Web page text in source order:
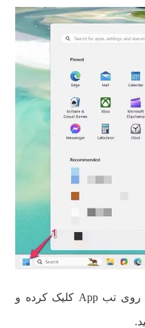
در گام بعدی، در پنل سمت چپ روی تب App کلیک کرده و